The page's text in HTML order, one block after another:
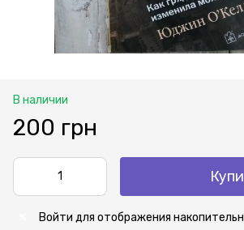
В наличии
200 грн
Войти для отображения